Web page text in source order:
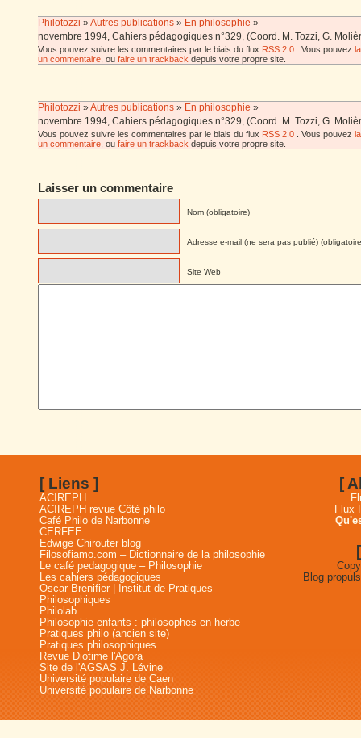
Philotozzi »Autres publications » En philosophie »
novembre 1994, Cahiers pédagogiques n°329, (Coord. M. Tozzi, G.
Vous pouvez suivre les commentaires par le biais du flux RSS 2.0 . Vous pouvez
un commentaire , ou faire un trackback depuis votre propre site.
Philotozzi »Autres publications » En philosophie »
novembre 1994, Cahiers pédagogiques n°329, (Coord. M. Tozzi, G.
Vous pouvez suivre les commentaires par le biais du flux RSS 2.0 . Vous pouvez
un commentaire , ou faire un trackback depuis votre propre site.
Laisser un commentaire
Nom (obligatoire)
Adresse e-mail (ne sera pas publié)
Site Web
[ Liens ]
ACIREPH
ACIREPH revue Côté philo
Café Philo de Narbonne
CERFEE
Edwige Chirouter blog
Filosofiamo.com – Dictionnaire de la philosophie
Le café pedagogique – Philosophie
Les cahiers pédagogiques
Oscar Brenifier | Institut de Pratiques
Philosophiques
Philolab
Philosophie enfants : philosophes en herbe
Pratiques philo (ancien site)
Pratiques philosophiques
Revue Diotime l'Agora
Site de l'AGSAS J. Lévine
Université populaire de Caen
Université populaire de Narbonne
[
Flux
Blog